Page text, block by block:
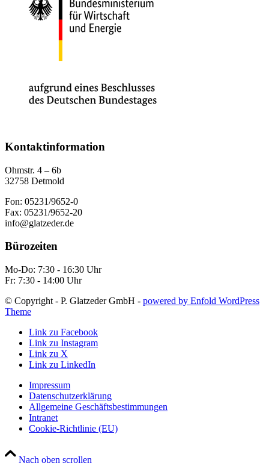
Kontaktinformation
Ohmstr. 4 – 6b
32758 Detmold
Fon: 05231/9652-0
Fax: 05231/9652-20
info@glatzeder.de
Bürozeiten
Mo-Do: 7:30 - 16:30 Uhr
Fr: 7:30 - 14:00 Uhr
© Copyright - P. Glatzeder GmbH - powered by Enfold WordPress
Theme
Link zu Facebook
Link zu Instagram
Link zu X
Link zu LinkedIn
Impressum
Datenschutzerklärung
Allgemeine Geschäftsbestimmungen
Intranet
Cookie-Richtlinie (EU)
Nach oben scrollen